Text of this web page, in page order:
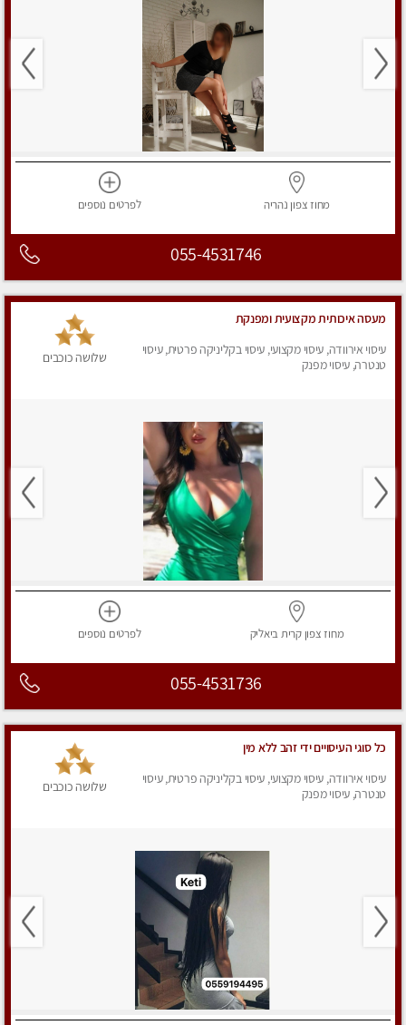
מחוז צפון נהריה לפרטים נוספים
055-4531746
מעסה איכותית מקצועית ומפנקת
עיסוי אירוודה, עיסוי מקצועי, עיסוי בקליניקה פרטית, עיסוי
טנטרה, עיסוי מפנק
שלושה כוכבים
מחוז צפוןקרית ביאליק לפרטים נוספים
055-4531736
כל סוגי העיסויים ידי זהב ללא מין
עיסוי אירוודה, עיסוי מקצועי, עיסוי בקליניקה פרטית, עיסוי
טנטרה, עיסוי מפנק
שלושה כוכבים